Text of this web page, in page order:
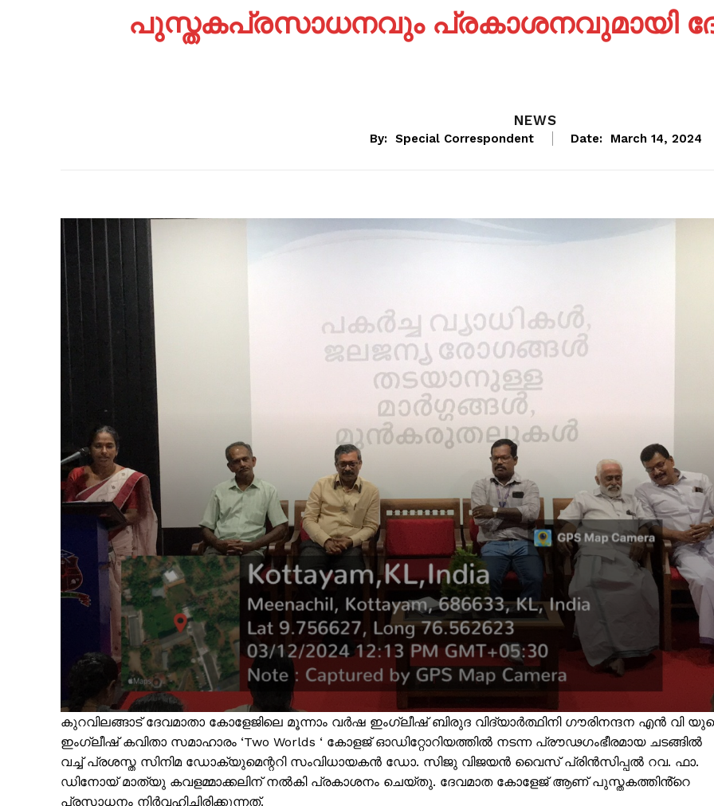
പുസ്തകപ്രസാധനവും പ്രകാശനവുമായി
NEWS
By: Special Correspondent Date: March 14, 2024
കുറവിലങ്ങാട് ദേവമാതാ കോളേജിലെ മൂന്നാം വർഷ ഇംഗ്ലീഷ് ബിരുദ വിദ്യാർത്ഥിനി ഗൗരിനന്ദന എൻ വി
ഇംഗ്ലീഷ് കവിതാ സമാഹാരം ‘Two Worlds ‘ കോളജ് ഓഡിറ്റോറിയത്തിൽ നടന്ന പ്രൗഢഗംഭീരമായ ചടങ്ങിൽ
വച്ച് പ്രശസ്ത സിനിമ ഡോക്യുമെന്ററി സംവിധായകൻ ഡോ. സിജു വിജയൻ വൈസ് പ്രിൻസിപ്പൽ റവ. ഫാ.
ഡിനോയ് മാത്യു കവളമ്മാക്കലിന് നൽകി പ്രകാശനം ചെയ്തു. ദേവമാത കോളേജ് ആണ് പുസ്തകത്തിൻ്റെ
പ്രസാധനം നിർവഹിച്ചിരിക്കുന്നത്.